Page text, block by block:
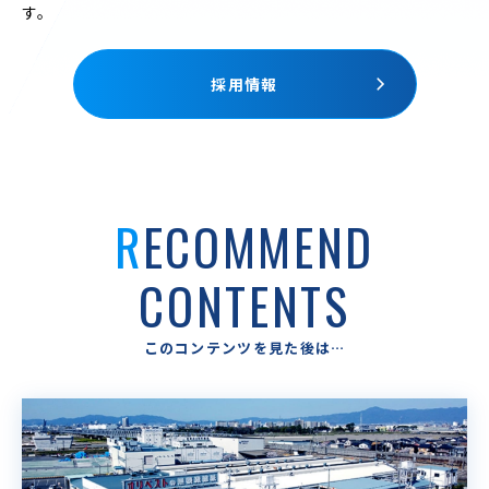
す。
採用情報
RECOMMEND
CONTENTS
このコンテンツを見た後は…